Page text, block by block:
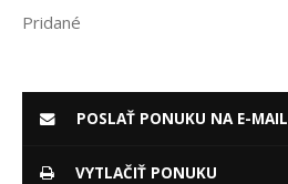
Pridané
POSLAŤ PONUKU NA E-MAIL
VYTLAČIŤ PONUKU